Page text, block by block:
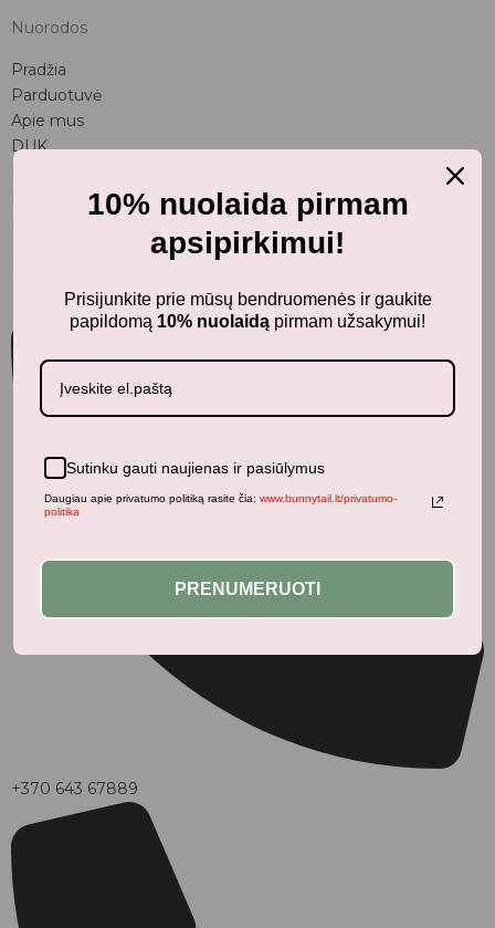
Nuorodos
Pradžia
Parduotuvė
Apie mus
DUK
Prekių pirkimo - pardavimo taisyklės
+370 643 67889
10% nuolaida pirmam
apsipirkimui!
Prisijunkite prie mūsų bendruomenės ir gaukite
papildomą 10% nuolaidą pirmam užsakymui!
Sutinku gauti naujienas ir pasiūlymus
Daugiau apie privatumo politiką rasite čia: www.bunnytail.lt/privatumo-
politika
PRENUMERUOTI